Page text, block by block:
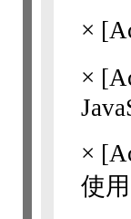
×
×
×
使